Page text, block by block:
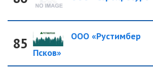
85
ООО «Рустимбер
Псков»